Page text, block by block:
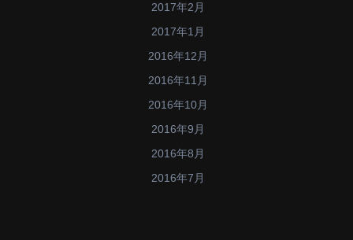
2017年2月
2017年1月
2016年12月
2016年11月
2016年10月
2016年9月
2016年8月
2016年7月